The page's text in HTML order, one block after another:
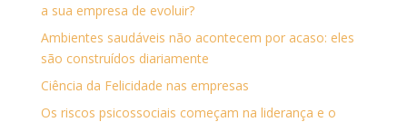
a sua empresa de evoluir?
Ambientes saudáveis não acontecem por acaso: eles
são construídos diariamente
Ciência da Felicidade nas empresas
Os riscos psicossociais começam na liderança e o